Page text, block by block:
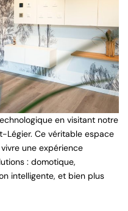
en visitant notre
Légier. Ce véritable espace
une expérience
: domotique,
intelligente, et bien plus